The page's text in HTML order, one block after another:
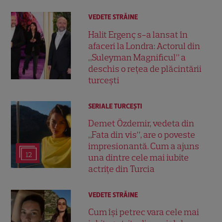
VEDETE STRĂINE
Halit Ergenç s-a lansat în
afaceri la Londra: Actorul din
„Suleyman Magnificul” a
deschis o rețea de plăcintării
turcești
12
SERIALE TURCEŞTI
Demet Özdemir, vedeta din
„Fata din vis”, are o poveste
impresionantă. Cum a ajuns
una dintre cele mai iubite
actrițe din Turcia
VEDETE STRĂINE
Cum își petrec vara cele mai